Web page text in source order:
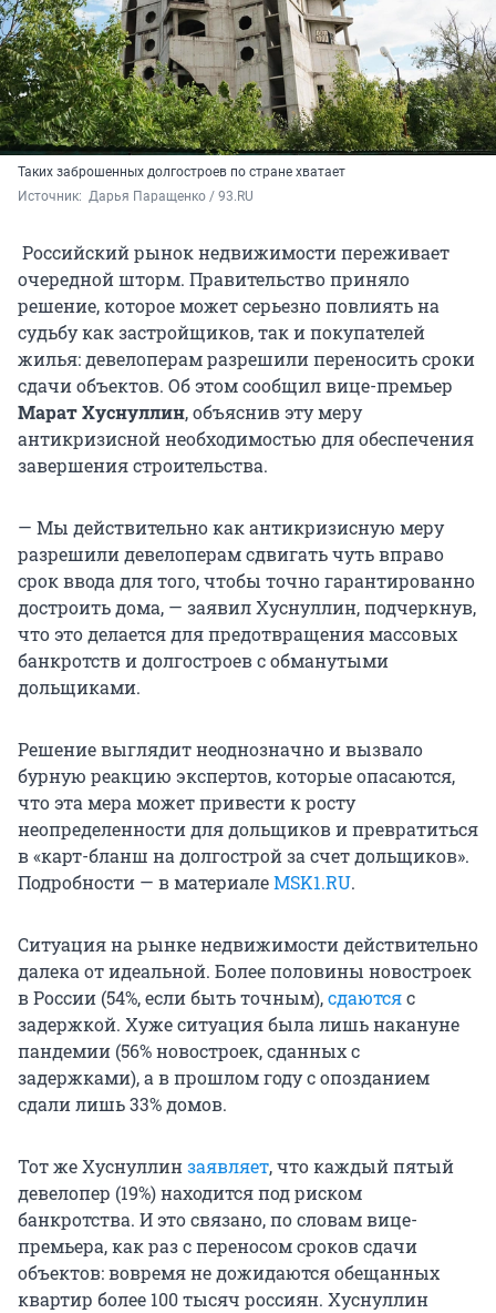
Таких заброшенных долгостроев по стране хватает
Источник: Дарья Паращенко / 93.RU
Российский рынок недвижимости переживает
очередной шторм. Правительство приняло
решение, которое может серьезно повлиять на
судьбу как застройщиков, так и покупателей
жилья: девелоперам разрешили переносить сроки
сдачи объектов. Об этом сообщил вице-премьер
Марат Хуснуллин, объяснив эту меру
антикризисной необходимостью для обеспечения
завершения строительства.
— Мы действительно как антикризисную меру
разрешили девелоперам сдвигать чуть вправо
срок ввода для того, чтобы точно гарантированно
достроить дома, — заявил Хуснуллин, подчеркнув,
что это делается для предотвращения массовых
банкротств и долгостроев с обманутыми
дольщиками.
Решение выглядит неоднозначно и вызвало
бурную реакцию экспертов, которые опасаются,
что эта мера может привести к росту
неопределенности для дольщиков и превратиться
в «карт-бланш на долгострой за счет дольщиков».
Подробности — в материалеMSK1.RU.
Ситуация на рынке недвижимости действительно
далека от идеальной. Более половины новостроек
в России (54%, если быть точным),сдаютсяс
задержкой. Хуже ситуация была лишь накануне
пандемии (56% новостроек, сданных с
задержками), а в прошлом году с опозданием
сдали лишь 33% домов.
Тот же Хуснуллинзаявляет, что каждый пятый
девелопер (19%) находится под риском
банкротства. И это связано, по словам вице-
премьера, как раз с переносом сроков сдачи
объектов: вовремя не дожидаются обещанных
квартир более 100 тысяч россиян. Хуснуллин